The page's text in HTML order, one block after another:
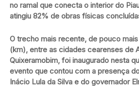
no ramal que conecta o interior do
atingiu 82% de obras físicas
O trecho mais recente, de pouco
(km), entre as cidades cearenses de
Quixeramobim, foi inaugurado nesta
evento que contou com a presença
Inácio Lula da Silva e do governador